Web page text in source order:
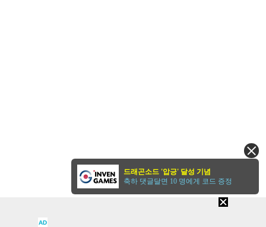
AD
드래곤소드 '압긍' 달성 기념
축하 댓글달면 10 명에게 코드 증정